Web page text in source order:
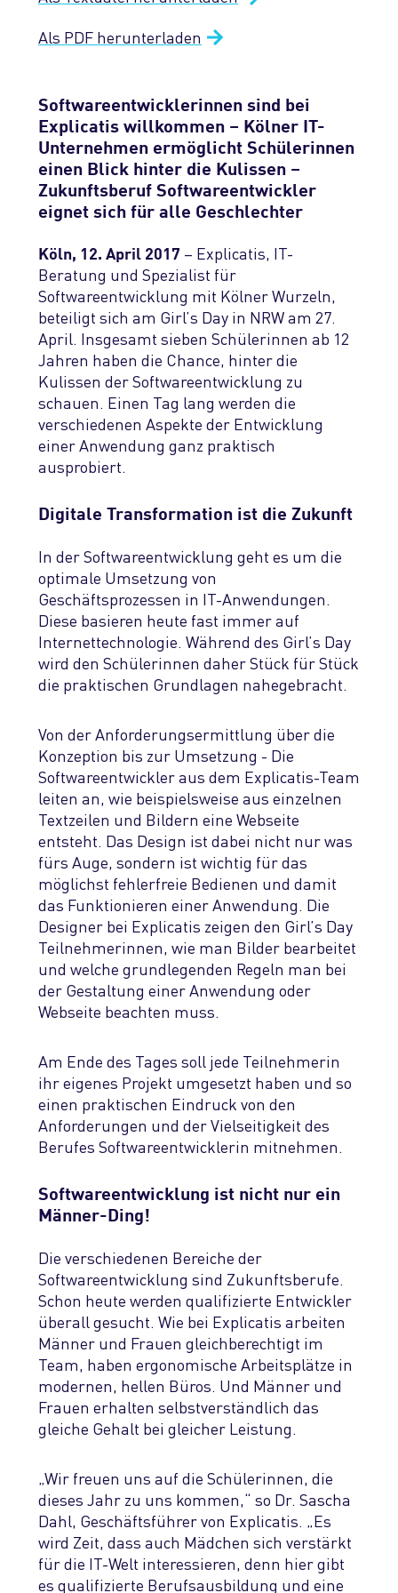
Übersicht
Mobile Apps
Cloud-Lösungen
Desktopanwendungen
3D-Software
ERP-Systeme
Technologien
C#/.NET
Java
PHP
Cloud & Serverless
Mobile Apps
Web-Frontend
CMS
KI-Schulung
Geräte- & Datenverwaltung
Produktions- & After-Sales-Support
Enterprise GPT
Referenzprojekte
Auszeichnungen & Zertifizierungen
Publikationen
Vision & Werte
Pressemitteilungen
Standorte
Wen wir suchen
Stellenangebote
Bewerbungsprozess
Als PDF herunterladen
Softwareentwicklerinnen sind bei
Explicatis willkommen – Kölner IT-
Unternehmen ermöglicht Schülerinnen
einen Blick hinter die Kulissen –
Zukunftsberuf Softwareentwickler
eignet sich für alle Geschlechter
Köln, 12. April 2017 – Explicatis, IT-
Beratung und Spezialist für
Softwareentwicklung mit Kölner Wurzeln,
beteiligt sich am Girl’s Day in NRW am 27.
April. Insgesamt sieben Schülerinnen ab 12
Jahren haben die Chance, hinter die
Kulissen der Softwareentwicklung zu
schauen. Einen Tag lang werden die
verschiedenen Aspekte der Entwicklung
einer Anwendung ganz praktisch
ausprobiert.
Digitale Transformation ist die Zukunft
In der Softwareentwicklung geht es um die
optimale Umsetzung von
Geschäftsprozessen in IT-Anwendungen.
Diese basieren heute fast immer auf
Internettechnologie. Während des Girl’s Day
wird den Schülerinnen daher Stück für Stück
die praktischen Grundlagen nahegebracht.
Von der Anforderungsermittlung über die
Konzeption bis zur Umsetzung - Die
Softwareentwickler aus dem Explicatis-Team
leiten an, wie beispielsweise aus einzelnen
Textzeilen und Bildern eine Webseite
entsteht. Das Design ist dabei nicht nur was
fürs Auge, sondern ist wichtig für das
möglichst fehlerfreie Bedienen und damit
das Funktionieren einer Anwendung. Die
Designer bei Explicatis zeigen den Girl’s Day
Teilnehmerinnen, wie man Bilder bearbeitet
und welche grundlegenden Regeln man bei
der Gestaltung einer Anwendung oder
Webseite beachten muss.
Am Ende des Tages soll jede Teilnehmerin
ihr eigenes Projekt umgesetzt haben und so
einen praktischen Eindruck von den
Anforderungen und der Vielseitigkeit des
Berufes Softwareentwicklerin mitnehmen.
Softwareentwicklung ist nicht nur ein
Männer-Ding!
Die verschiedenen Bereiche der
Softwareentwicklung sind Zukunftsberufe.
Schon heute werden qualifizierte Entwickler
überall gesucht. Wie bei Explicatis arbeiten
Männer und Frauen gleichberechtigt im
Team, haben ergonomische Arbeitsplätze in
modernen, hellen Büros. Und Männer und
Frauen erhalten selbstverständlich das
gleiche Gehalt bei gleicher Leistung.
„Wir freuen uns auf die Schülerinnen, die
dieses Jahr zu uns kommen,“ so Dr. Sascha
Dahl, Geschäftsführer von Explicatis. „Es
wird Zeit, dass auch Mädchen sich verstärkt
für die IT-Welt interessieren, denn hier gibt
es qualifizierte Berufsausbildung und eine